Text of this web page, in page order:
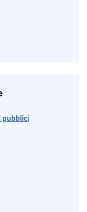
pubblici